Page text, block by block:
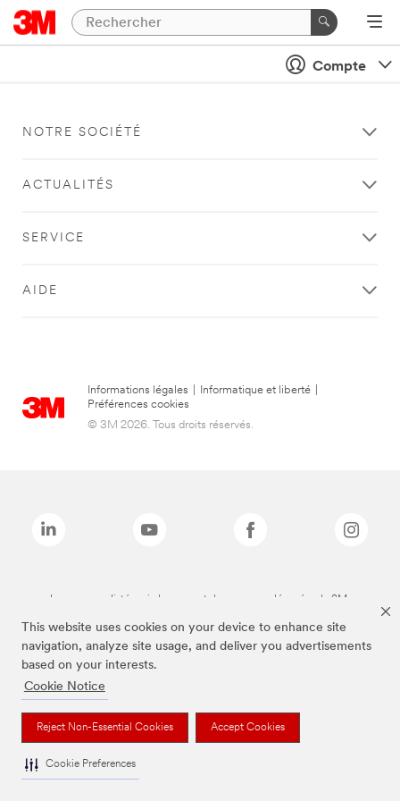
This website uses cookies on your device to enhance site
navigation, analyze site usage, and deliver you advertisements
based on your interests.
Cookie Notice
Reject Non-Essential Cookies Accept Cookies
Cookie Preferences
Compte
NOTRE SOCIÉTÉ
ACTUALITÉS
SERVICE
AIDE
Informations légales Informatique et liberté
Préférences cookies
© 3M 2026. Tous droits réservés.
Les marques listées ci-dessus sont des marques déposées de 3M.